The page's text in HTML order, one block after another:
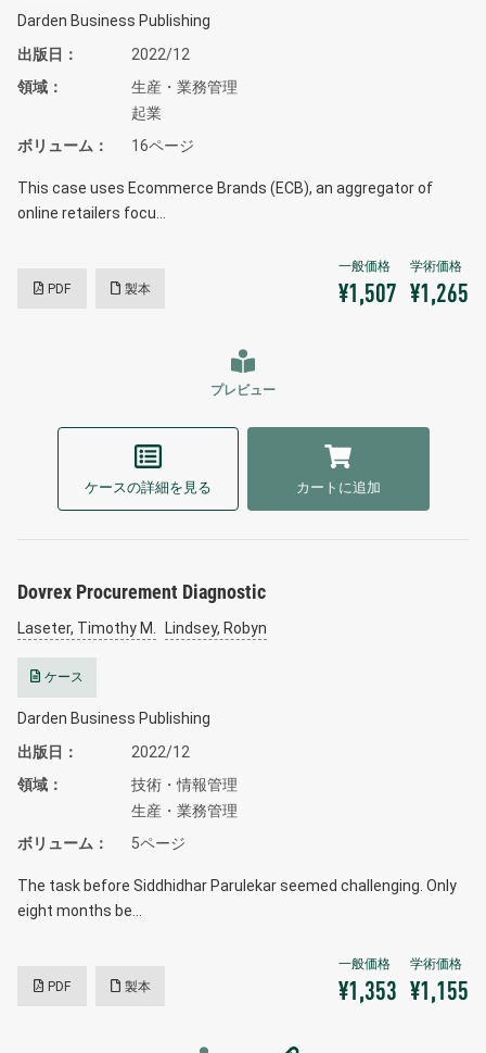
Darden Business Publishing
出版日
2022/12
領域
生産・業務管理
起業
ボリューム
16ページ
This case uses Ecommerce Brands (ECB), an aggregator of
online retailers focu…
PDF 製本 ¥1,507 ¥1,265
プレビュー
ケースの詳細を見る カートに追加
Dovrex Procurement Diagnostic
Laseter, Timothy M. Lindsey, Robyn
ケース
Darden Business Publishing
出版日
2022/12
領域
技術・情報管理
生産・業務管理
ボリューム
5ページ
The task before Siddhidhar Parulekar seemed challenging. Only
eight months be…
PDF 製本 ¥1,353 ¥1,155